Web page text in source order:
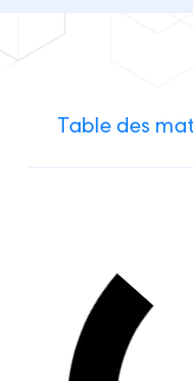
Table des